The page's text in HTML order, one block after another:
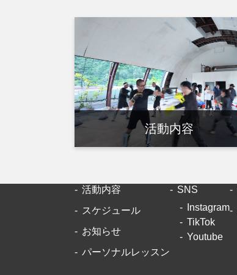
活動内容
活動内容
スケジュール
お知らせ
パーソナルレッスン
SNS
Instagram
TikTok
Youtube